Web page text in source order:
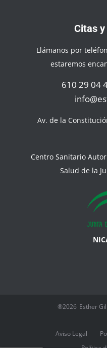
Citas
Llámanos por
estaremos
610 29 04
Av. de la
Centro Sanitario
Salud de la
®2026 Esther
Aviso Legal